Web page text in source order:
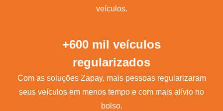
veículos.
+600 mil veículos
regularizados
Com as soluções Zapay, mais pessoas regularizaram
seus veículos em menos tempo e com mais alívio no
bolso.